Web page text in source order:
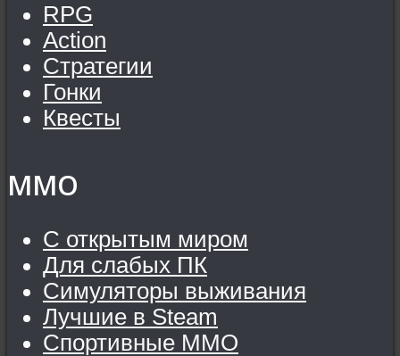
RPG
Action
Стратегии
Гонки
Квесты
MMO
С открытым миром
Для слабых ПК
Симуляторы выживания
Лучшие в Steam
Спортивные MMO